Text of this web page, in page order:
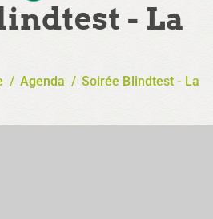
- La
/ Agenda / Soirée Blindtest - La